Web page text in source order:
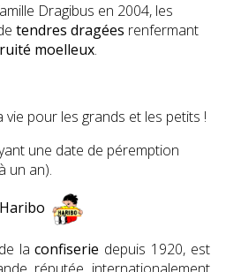
Dragibus en 2004, les
tendres dragées renfermant
moelleux.
vie pour les grands et les petits !
une date de péremption
un an).
Haribo
laconfiserie depuis 1920, est